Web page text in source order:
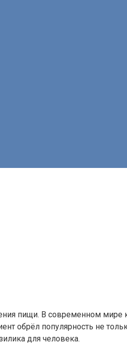
пищи. В современном
обрёл популярность не
для человека.